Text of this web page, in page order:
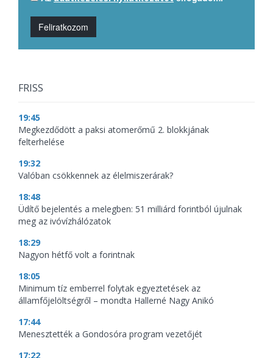
Feliratkozom
FRISS
19:45
Megkezdődött a paksi atomerőmű 2. blokkjának
felterhelése
19:32
Valóban csökkennek az élelmiszerárak?
18:48
Üdítő bejelentés a melegben: 51 milliárd forintból újulnak
meg az ivóvízhálózatok
18:29
Nagyon hétfő volt a forintnak
18:05
Minimum tíz emberrel folytak egyeztetések az
államfőjelöltségről – mondta Hallerné Nagy Anikó
17:44
Menesztették a Gondosóra program vezetőjét
17:22